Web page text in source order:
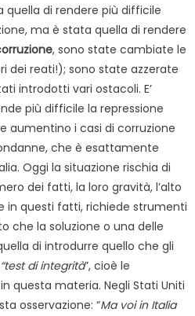
di rendere più difficile
ma è stata quella di rendere
, sono state cambiate le
dei reati!); sono state azzerate
introdotti vari ostacoli. E’
più difficile la repressione
aumentino i casi di corruzione
che è esattamente
Oggi la situazione rischia di
dei fatti, la loro gravità, l’alto
in questi fatti, richiede strumenti
che la soluzione o una delle
di introdurre quello che gli
“test di integrità”, cioè le
questa materia. Negli Stati Uniti
osservazione: “Ma voi in Italia